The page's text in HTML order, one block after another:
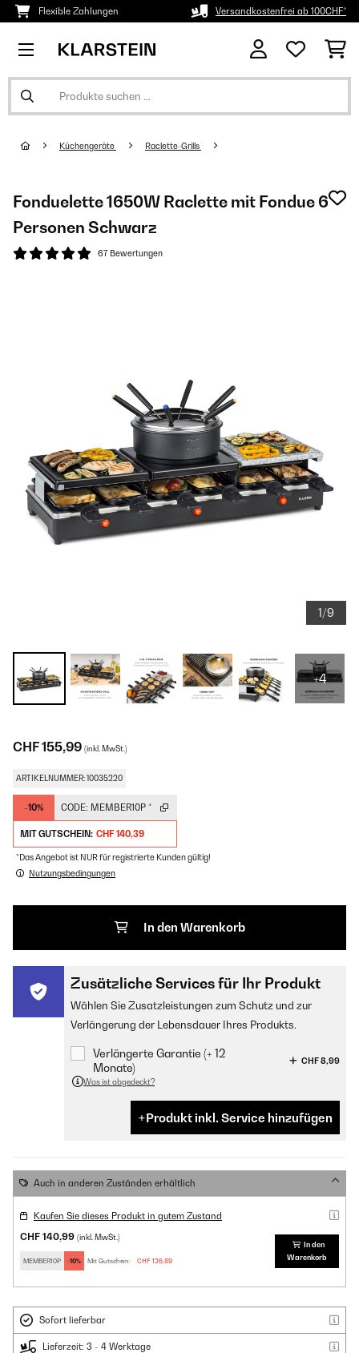
Flexible Zahlungen Versandkostenfrei ab 100CHF*
Küchengeräte Raclette-Grills
Fonduelette 1650W Raclette mit Fondue 6
Personen Schwarz
67 Bewertungen
1/9
+4
CHF 155,99 (inkl. MwSt.)
ARTIKELNUMMER: 10035220
-10% CODE: MEMBER10P *
MIT GUTSCHEIN: CHF 140,39
*Das Angebot ist NUR für registrierte Kunden gültig!
Nutzungsbedingungen
In den Warenkorb
Zusätzliche Services für Ihr Produkt
Wählen Sie Zusatzleistungen zum Schutz und zur
Verlängerung der Lebensdauer Ihres Produkts.
Verlängerte Garantie (+ 12
Monate)
CHF 8,99
Was ist abgedeckt?
Produkt inkl. Service hinzufügen
Auch in anderen Zuständen erhältlich
Kaufen Sie dieses Produkt in gutem Zustand
CHF 140,99 (inkl. MwSt.)
MEMBER10P -10% Mit Gutschein: CHF 126,89
In den
Warenkorb
Sofort lieferbar
Lieferzeit: 3 - 4 Werktage